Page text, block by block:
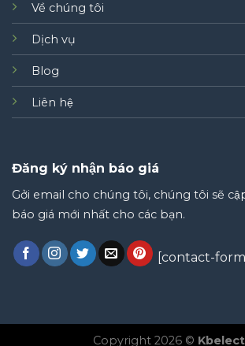
Về chúng tôi
Dịch vụ
Blog
Liên hệ
Đăng ký nhận báo giá
Gởi email cho chúng tôi, chúng tôi sẽ
báo giá mới nhất cho các bạn.
[contact-
Copyright 2026 ©